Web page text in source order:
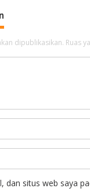
n
x
y
e
-
dipublikasikan. Ruas
dan situs web saya